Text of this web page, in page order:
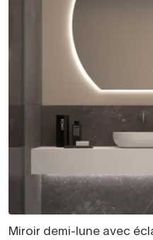
Miroir demi-lune avec